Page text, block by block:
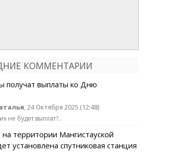
КОММЕНТАРИИ
получат выплаты ко Дню
, 24 Октября 2025 (12:48)
не будет выплат?..
территории Мангистауской
установлена спутниковая станция